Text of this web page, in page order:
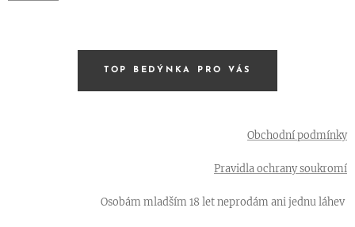
TOP BEDÝNKA PRO VÁS
Obchodní podmínky
Pravidla ochrany soukromí
Osobám mladším 18 let neprodám ani jednu láhev